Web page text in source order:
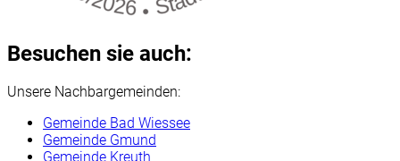
Besuchen sie auch:
Unsere Nachbargemeinden:
Gemeinde Bad Wiessee
Gemeinde Gmund
Gemeinde Kreuth